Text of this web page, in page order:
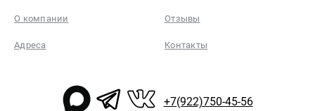
О компании Отзывы
Адреса Контакты
+7(922)750-45-56